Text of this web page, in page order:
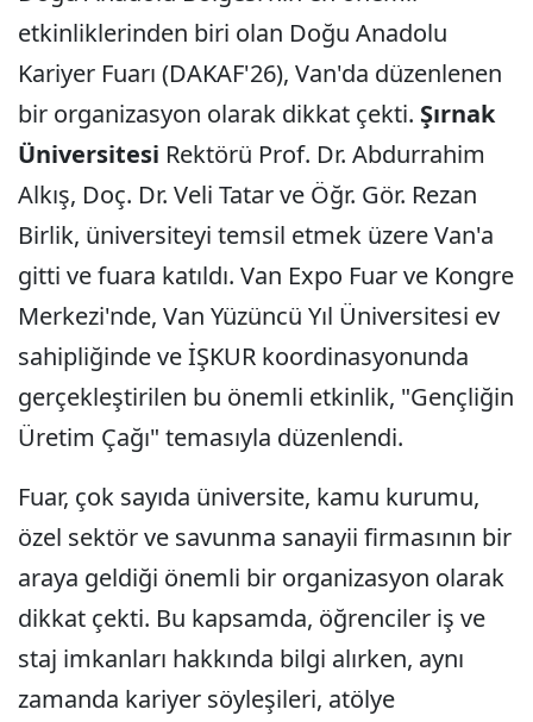
etkinliklerinden biri olan Doğu Anadolu
Kariyer Fuarı (DAKAF'26), Van'da düzenlenen
bir organizasyon olarak dikkat çekti. Şırnak
Üniversitesi Rektörü Prof. Dr. Abdurrahim
Alkış, Doç. Dr. Veli Tatar ve Öğr. Gör. Rezan
Birlik, üniversiteyi temsil etmek üzere Van'a
gitti ve fuara katıldı. Van Expo Fuar ve Kongre
Merkezi'nde, Van Yüzüncü Yıl Üniversitesi ev
sahipliğinde ve İŞKUR koordinasyonunda
gerçekleştirilen bu önemli etkinlik, "Gençliğin
Üretim Çağı" temasıyla düzenlendi.
Fuar, çok sayıda üniversite, kamu kurumu,
özel sektör ve savunma sanayii firmasının bir
araya geldiği önemli bir organizasyon olarak
dikkat çekti. Bu kapsamda, öğrenciler iş ve
staj imkanları hakkında bilgi alırken, aynı
zamanda kariyer söyleşileri, atölye